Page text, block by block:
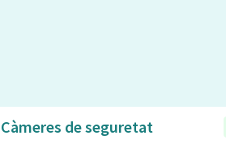
Càmeres de seguretat